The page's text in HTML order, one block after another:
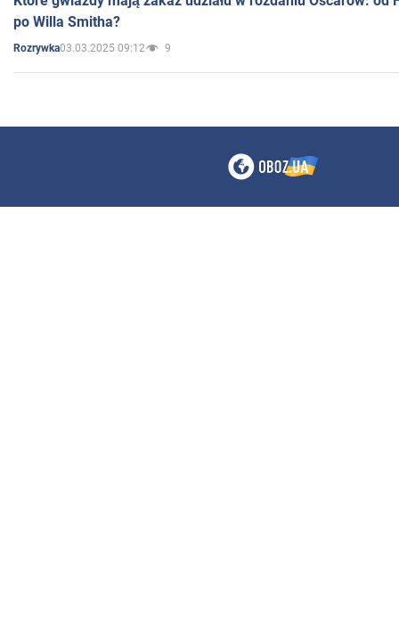
po Willa Smitha?
Rozrywka03.03.2025 09:12 9